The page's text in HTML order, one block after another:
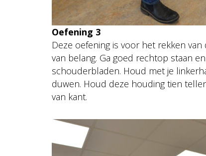
Oefening 3
Deze oefening is voor het rekken
van belang. Ga goed rechtop staan
schouderbladen. Houd met je
duwen. Houd deze houding tien
van kant.